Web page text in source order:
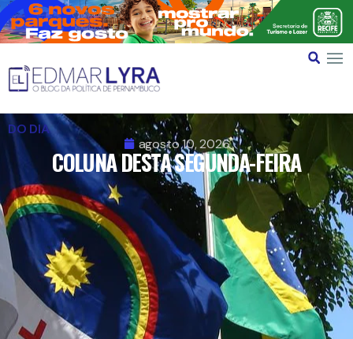
DO DIA
agosto 10, 2026
COLUNA DESTA SEGUNDA-FEIRA